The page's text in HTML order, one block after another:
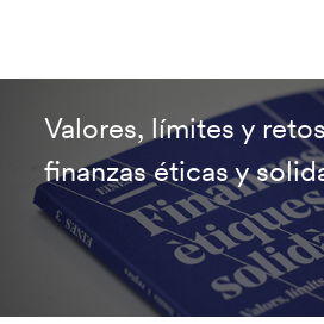
Valores, límites y
finanzas éticas y